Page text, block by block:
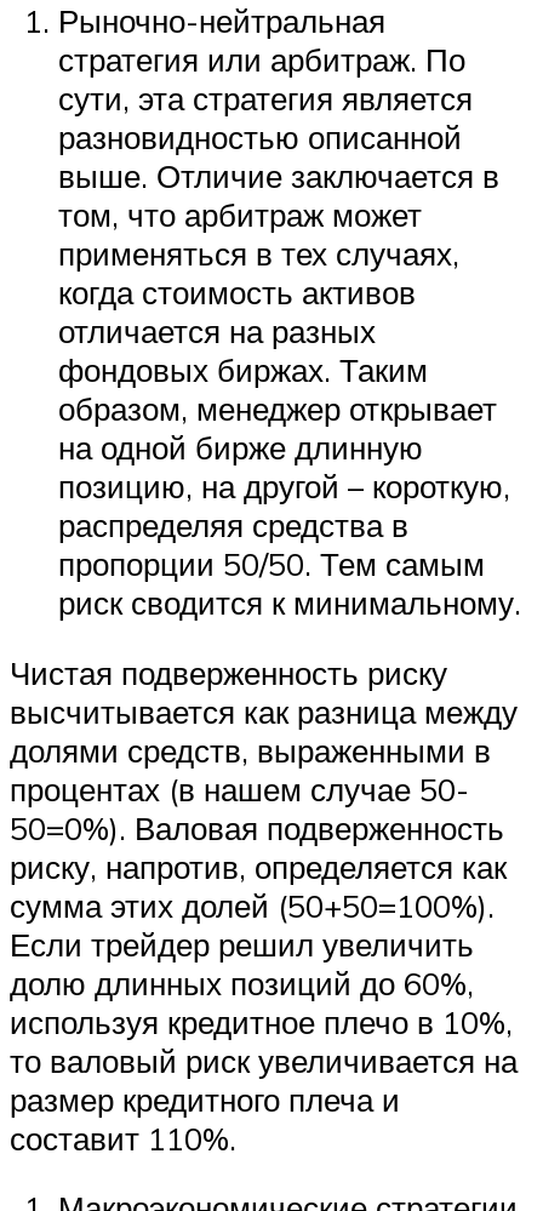
Рыночно-нейтральная
стратегия или арбитраж. По
сути, эта стратегия является
разновидностью описанной
выше. Отличие заключается в
том, что арбитраж может
применяться в тех случаях,
когда стоимость активов
отличается на разных
фондовых биржах. Таким
образом, менеджер открывает
на одной бирже длинную
позицию, на другой – короткую,
распределяя средства в
пропорции 50/50. Тем самым
риск сводится к минимальному.
Чистая подверженность риску
высчитывается как разница между
долями средств, выраженными в
процентах (в нашем случае 50-
50=0%). Валовая подверженность
риску, напротив, определяется как
сумма этих долей (50+50=100%).
Если трейдер решил увеличить
долю длинных позиций до 60%,
используя кредитное плечо в 10%,
то валовый риск увеличивается на
размер кредитного плеча и
составит 110%.